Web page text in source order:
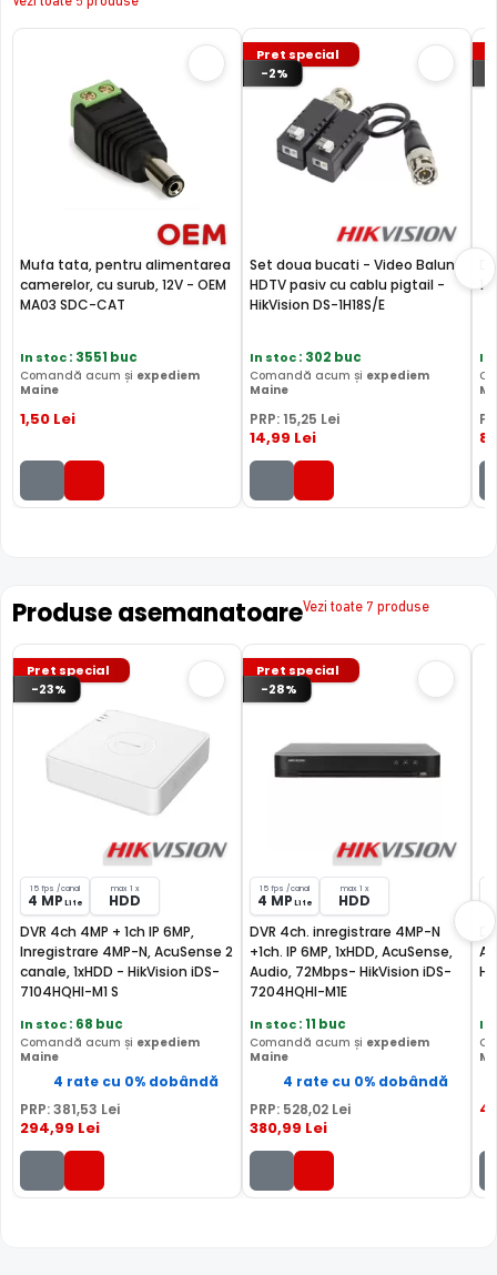
Mufa tata, pentru alimentarea
camerelor, cu surub, 12V - OEM
MA03 SDC-CAT
In stoc: 3551 buc
Comandă acum și expediem
Maine
1,50 Lei
Pret special
-2%
Set doua bucati - Video Balun
HDTV pasiv cu cablu pigtail -
HikVision DS-1H18S/E
In stoc: 302 buc
Comandă acum și expediem
Maine
PRP: 15,25 Lei
14,99 Lei
In
8
Produse asemanatoareVezi toate 7 produse
Pret special
-23%
15 fps /canal
4 MP Lite
max 1 x
HDD
DVR 4ch 4MP + 1ch IP 6MP,
Inregistrare 4MP-N, AcuSense 2
canale, 1xHDD - HikVision iDS-
7104HQHI-M1 S
In stoc: 68 buc
Comandă acum și expediem
Maine
4 rate cu 0% dobândă
PRP:381,53 Lei
294,99 Lei
Pret special
-28%
15 fps /canal
4 MP Lite
max 1 x
HDD
DVR 4ch. inregistrare 4MP-N
+1ch. IP 6MP, 1xHDD, AcuSense,
Audio, 72Mbps- HikVision iDS-
7204HQHI-M1E
In stoc: 11 buc
Comandă acum și expediem
Maine
4 rate cu 0% dobândă
PRP: 528,02 Lei
380,99 Lei
In